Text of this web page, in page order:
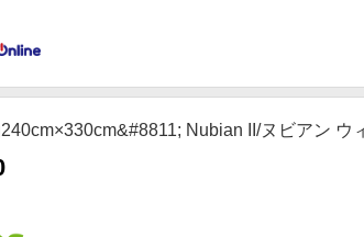
Nubian II/ヌビアン ウ